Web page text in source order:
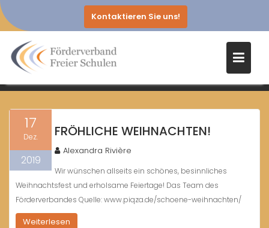
content
Kontaktieren Sie uns!
TAG:17. DEZEMBER 2019
17
Dez.
2019
FRÖHLICHE WEIHNACHTEN!
Alexandra Rivière
Wir wünschen allseits ein schönes, besinnliches
Weihnachtsfest und erholsame Feiertage! Das Team des
Förderverbandes Quelle: www.piqza.de/schoene-weihnachten/
Weiterlesen